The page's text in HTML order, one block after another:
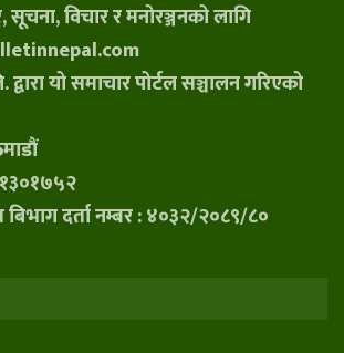
विचार र मनोरञ्जनको लागि
यो समाचार पोर्टल सञ्चालन गरिएको
दर्ता नम्बर : ४०३२/२०८९/८०